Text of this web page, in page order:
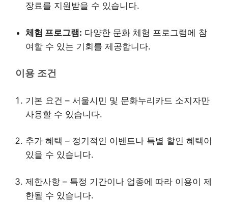
장료를 지원받을 수 있습니다.
체험 프로그램: 다양한 문화 체험 프로그램에 참
여할 수 있는 기회를 제공합니다.
이용 조건
기본 요건 – 서울시민 및 문화누리카드 소지자만
사용할 수 있습니다.
추가 혜택 – 정기적인 이벤트나 특별 할인 혜택이
있을 수 있습니다.
제한사항 – 특정 기간이나 업종에 따라 이용이 제
한될 수 있습니다.